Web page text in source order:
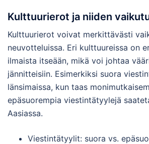
Kulttuurierot ja niiden
Kulttuurierot voivat merkittävästi
neuvotteluissa. Eri kulttuureissa on
ilmaista itseään, mikä voi johtaa
jännitteisiin. Esimerkiksi suora
länsimaissa, kun taas
epäsuorempia viestintätyylejä
Aasiassa.
Viestintätyylit: suora vs.